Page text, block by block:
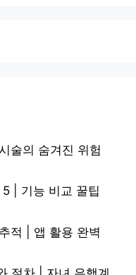
술의 숨겨진 위험
| 기능 비교 꿀팁
적 | 앱 활용 완벽